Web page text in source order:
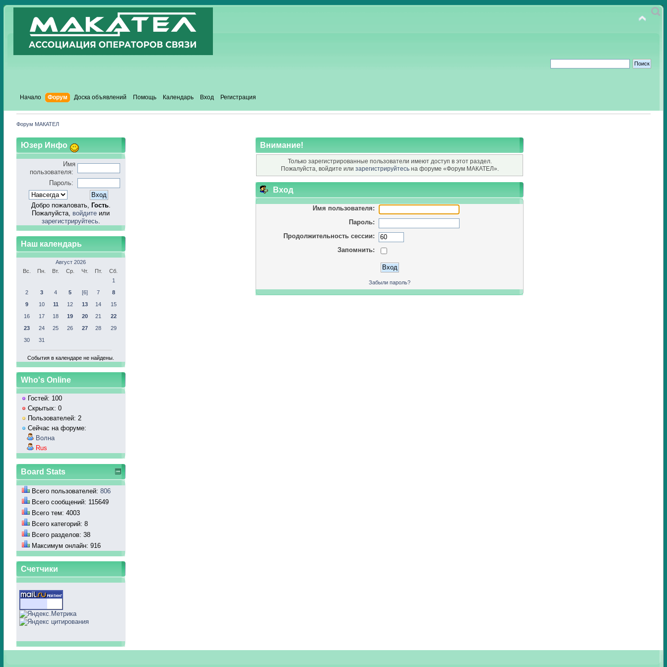
Начало Форум Доска объявлений Помощь Календарь Вход Регистрация
Форум МАКАТЕЛ
Юзер Инфо
Имя
пользователя:
Пароль:
Добро пожаловать, Гость.
Пожалуйста, войдите или
зарегистрируйтесь.
Наш календарь
Август 2026
Вс.
Пн. Вт. Ср. Чт. Пт.
Сб.
1
2
3 4 5 [6] 7
8
9
10 11 12 13 14
15
16
17 18 19 20 21
22
23
24 25 26 27 28
29
30
31
События в календаре не найдены.
Who's Online
Гостей: 100
Скрытых: 0
Пользователей: 2
Сейчас на форуме:
Волна
Rus
Board Stats
Всего пользователей:806
Всего сообщений: 115649
Всего тем: 4003
Всего категорий: 8
Всего разделов: 38
Максимум онлайн: 916
Счетчики
Внимание!
Только зарегистрированные пользователи имеют доступ в этот раздел.
Пожалуйста, войдите или зарегистрируйтесьна форуме «Форум МАКАТЕЛ».
Вход
Имя пользователя:
Пароль:
Продолжительность сессии:
Запомнить:
Забыли пароль?